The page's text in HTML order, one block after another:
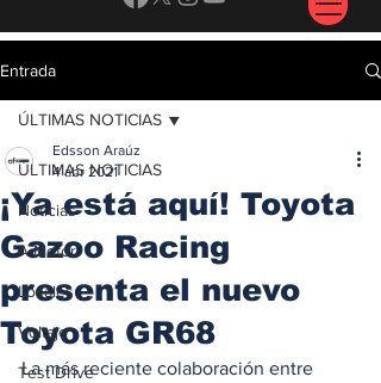
Entrada
ÚLTIMAS NOTICIAS
Noticias
A Motor
Locales
Voltaje
Test Drive
ÚLTIMAS NOTICIAS
¡Ya está aquí! Toyota
Gazoo Racing
presenta el nuevo
Toyota GR68
Edsson Araúz
4 abr 2021
La más reciente colaboración entre